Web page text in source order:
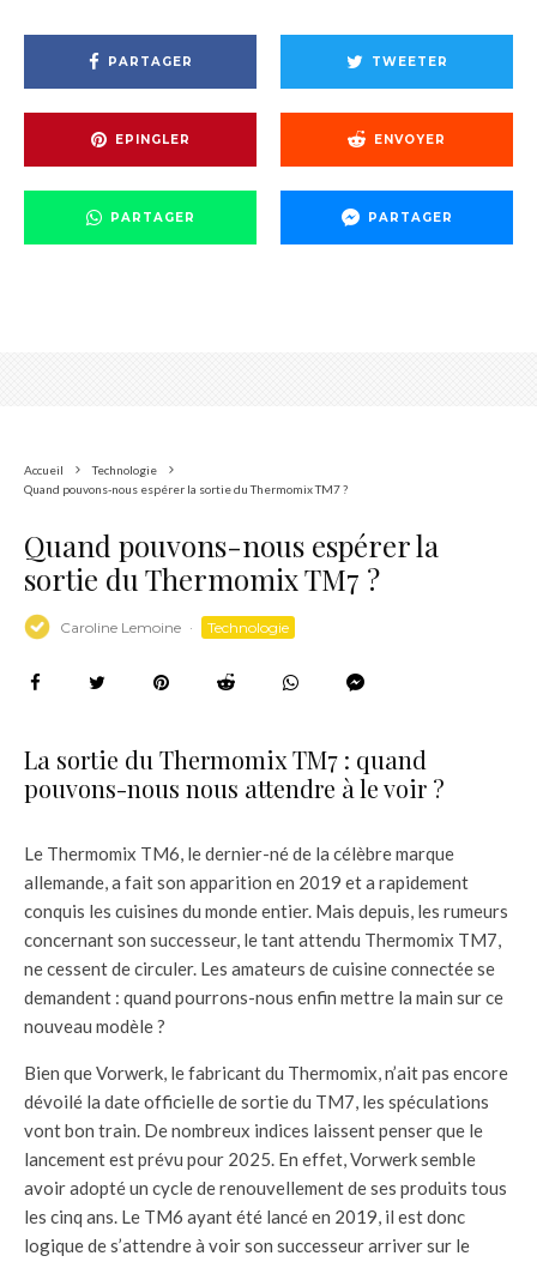
PARTAGER TWEETER
EPINGLER ENVOYER
PARTAGER PARTAGER
Accueil
Technologie
Quand pouvons-nous espérer la sortie du Thermomix TM7 ?
Quand pouvons-nous espérer la
sortie du Thermomix TM7 ?
Caroline Lemoine · Technologie
La sortie du Thermomix TM7 : quand
pouvons-nous nous attendre à le voir ?
Le Thermomix TM6, le dernier-né de la célèbre marque
allemande, a fait son apparition en 2019 et a rapidement
conquis les cuisines du monde entier. Mais depuis, les rumeurs
concernant son successeur, le tant attendu Thermomix TM7,
ne cessent de circuler. Les amateurs de cuisine connectée se
demandent : quand pourrons-nous enfin mettre la main sur ce
nouveau modèle ?
Bien que Vorwerk, le fabricant du Thermomix, n’ait pas encore
dévoilé la date officielle de sortie du TM7, les spéculations
vont bon train. De nombreux indices laissent penser que le
lancement est prévu pour 2025. En effet, Vorwerk semble
avoir adopté un cycle de renouvellement de ses produits tous
les cinq ans. Le TM6 ayant été lancé en 2019, il est donc
logique de s’attendre à voir son successeur arriver sur le